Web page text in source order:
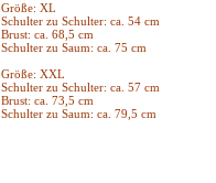
Größe: XL
Schulter zu Schulter: ca. 54 cm
Brust: ca. 68,5 cm
Schulter zu Saum: ca. 75 cm
Größe: XXL
Schulter zu Schulter: ca. 57 cm
Brust: ca. 73,5 cm
Schulter zu Saum: ca. 79,5 cm